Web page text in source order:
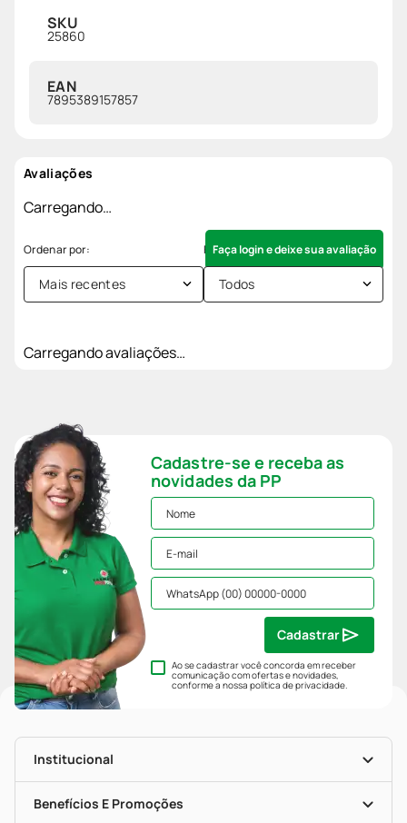
SKU
25860
EAN
7895389157857
Avaliações
Carregando…
Faça login e deixe sua avaliação
Mais recentes Todos
Carregando avaliações…
Cadastre-se e receba as
novidades da PP
Ao se cadastrar você concorda em receber
comunicação com ofertas e novidades,
conforme a nossapolítica de privacidade.
Cadastrar
Institucional
História
Nossas Lojas
Benefícios E Promoções